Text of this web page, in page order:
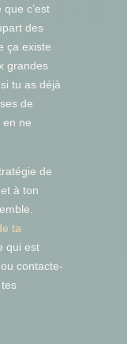
c’est
des
ça existe
grandes
tu as déjà
de
en ne
de
à ton
ta
qui est
contacte-